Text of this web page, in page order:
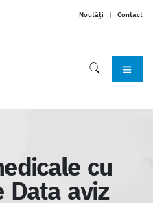
Noutăți | Contact
cu
Data aviz